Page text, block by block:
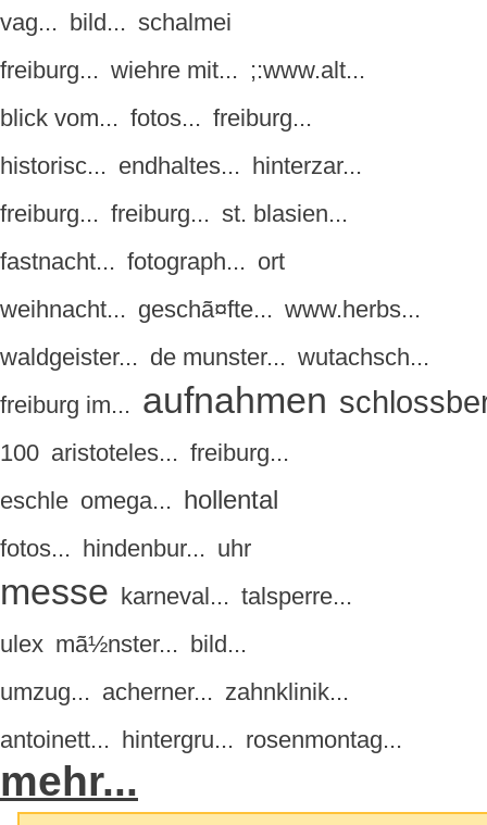
vag... bild... schalmei
freiburg... wiehre mit... ;:www.alt...
blick vom... fotos... freiburg...
historisc... endhaltes... hinterzar...
freiburg... freiburg... st. blasien...
fastnacht... fotograph... ort
weihnacht... geschã¤fte... www.herbs...
waldgeister... de munster... wutachsch...
freiburg im... aufnahmen
100 aristoteles... freiburg...
eschle omega... hollental
fotos... hindenbur... uhr
messe karneval... talsperre...
ulex mã½nster... bild...
umzug... acherner... zahnklinik...
antoinett... hintergru... rosenmontag...
mehr...